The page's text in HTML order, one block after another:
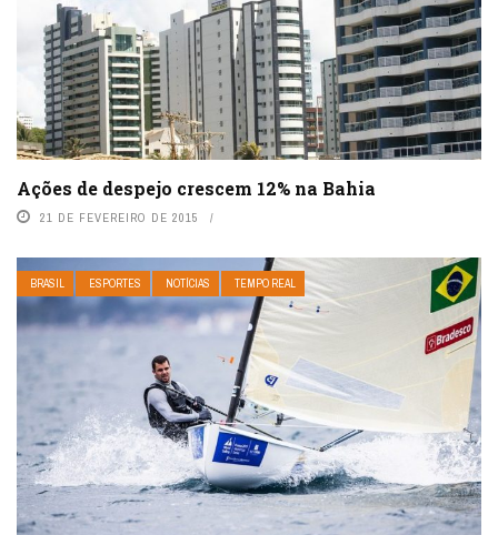
Ações de despejo crescem 12% na Bahia
21 DE FEVEREIRO DE 2015
BRASIL ESPORTES NOTÍCIAS TEMPO REAL